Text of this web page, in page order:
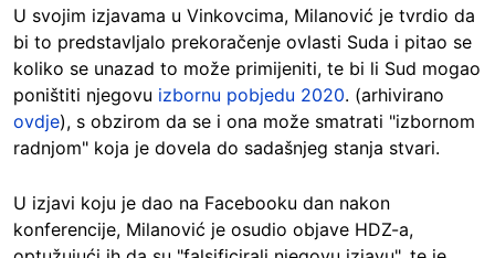
U svojim izjavama u Vinkovcima, Milanović je tvrdio da
bi to predstavljalo prekoračenje ovlasti Suda i pitao se
koliko se unazad to može primijeniti, te bi li Sud mogao
poništiti njegovu izbornu pobjedu 2020. (arhivirano
ovdje), s obzirom da se i ona može smatrati "izbornom
radnjom" koja je dovela do sadašnjeg stanja stvari.
U izjavi koju je dao na Facebooku dan nakon
konferencije, Milanović je osudio objave HDZ-a,